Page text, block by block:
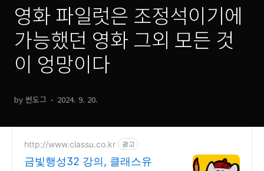
영화 파일럿은 조정석이기에
가능했던 영화 그외 모든 것
이 엉망이다
by 썬도그 2024. 9. 20.
http://www.classu.co.kr 광고
금빛행성32 강의, 클래스유